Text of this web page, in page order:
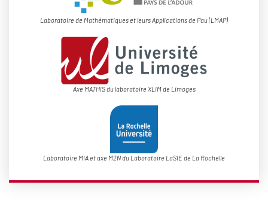
Laboratoire de Mathématiques et leurs Applications de Pau (LMAP)
Axe MATHIS du laboratoire XLIM de Limoges
Laboratoire MIA et axe M2N du Laboratoire LaSIE de La Rochelle